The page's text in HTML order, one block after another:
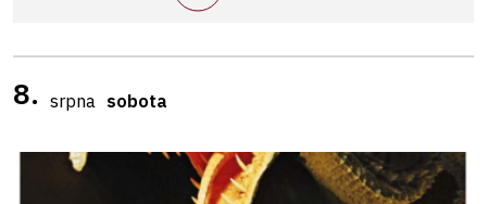
8. srpna sobota